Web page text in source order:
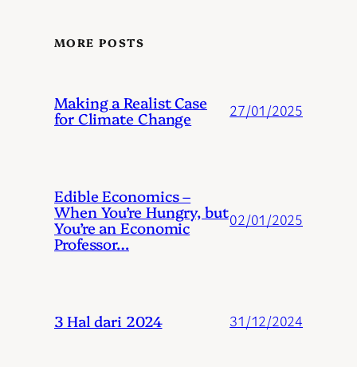
MORE POSTS
Making a Realist Case
for Climate Change 27/01/2025
Edible Economics –
When You’re Hungry, but
You’re an Economic
Professor…
02/01/2025
3 Hal dari 2024 31/12/2024